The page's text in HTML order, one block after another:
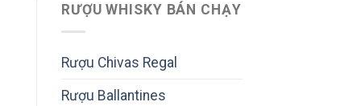
RƯỢU WHISKY BÁN CHẠY
Rượu Chivas Regal
Rượu Ballantines